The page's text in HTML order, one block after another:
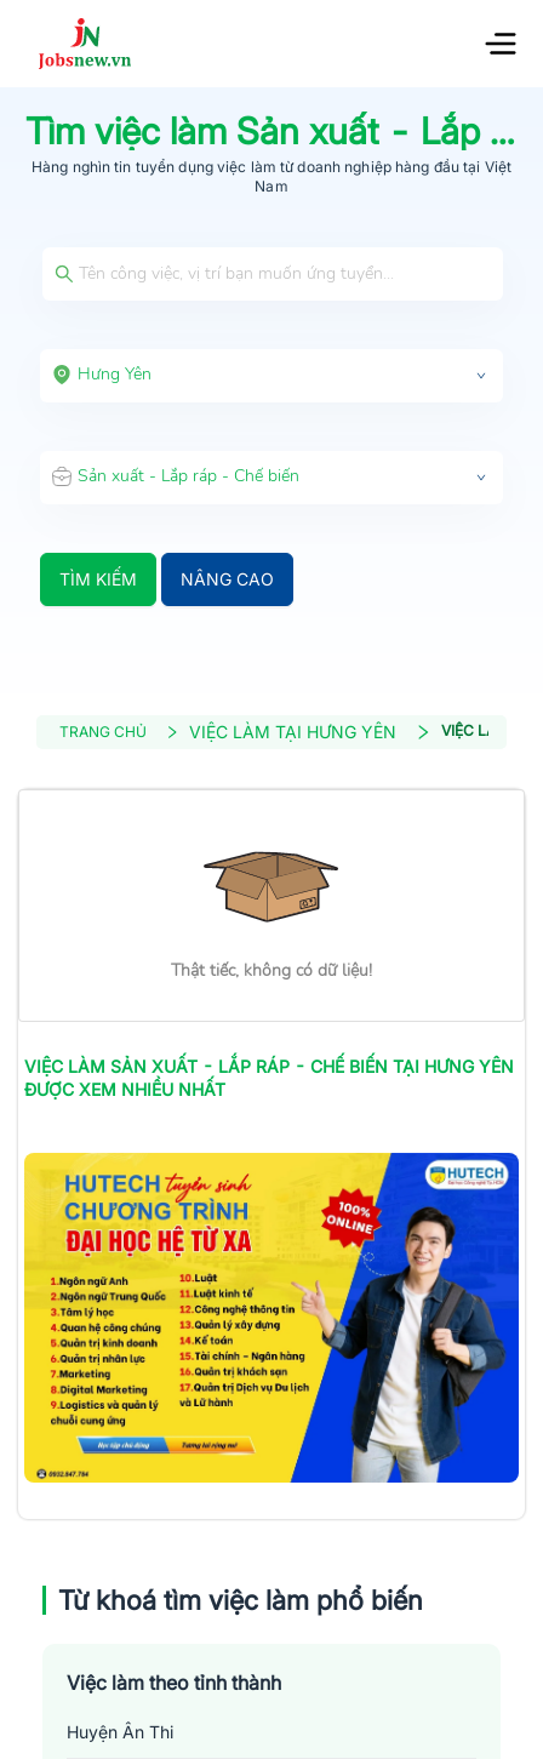
Tìm việc làm Sản xuất - Lắp ráp - Chế biến
Hàng nghìn tin tuyển dụng việc làm từdoanh nghiệp hàng đầu tại Việt
Nam
Hưng Yên
Sản xuất - Lắp ráp - Chế biến
TÌM KIẾM NÂNG CAO
TRANG CHỦ VIỆC LÀM TẠI HƯNG YÊN VIỆC LÀM
Thật tiếc, không có dữ liệu!
VIỆC LÀM SẢN XUẤT - LẮP RÁP - CHẾ BIẾN TẠI HƯNG YÊN
ĐƯỢC XEM NHIỀU NHẤT
Từ khoá tìm việc làm phổ biến
Việc làm theo tỉnh thành
Huyện Ân Thi